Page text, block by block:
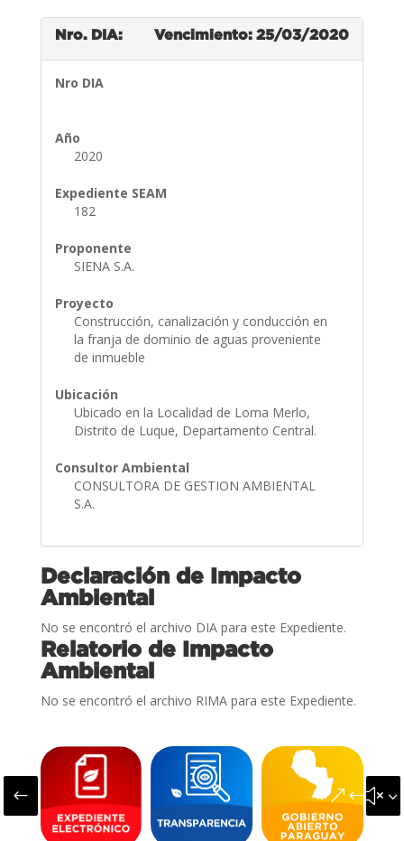
Nro. DIA: Vencimiento: 25/03/2020
Nro DIA
Año
2020
Expediente SEAM
182
Proponente
SIENA S.A.
Proyecto
Construcción, canalización y conducción en
la franja de dominio de aguas proveniente
de inmueble
Ubicación
Ubicado en la Localidad de Loma Merlo,
Distrito de Luque, Departamento Central.
Consultor Ambiental
CONSULTORA DE GESTION AMBIENTAL
S.A.
Declaración de Impacto
Ambiental
No se encontró el archivo DIA para este Expediente.
Relatorio de Impacto
Ambiental
No se encontró el archivo RIMA para este Expediente.
#